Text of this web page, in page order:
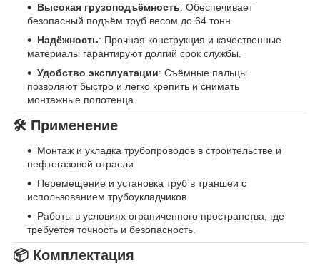
Высокая грузоподъёмность: Обеспечивает
безопасный подъём труб весом до 64 тонн.
Надёжность: Прочная конструкция и качественные
материалы гарантируют долгий срок службы.
Удобство эксплуатации: Съёмные пальцы
позволяют быстро и легко крепить и снимать
монтажные полотенца.
🛠 Применение
Монтаж и укладка трубопроводов в строительстве и
нефтегазовой отрасли.
Перемещение и установка труб в траншеи с
использованием трубоукладчиков.
Работы в условиях ограниченного пространства, где
требуется точность и безопасность.​
📦 Комплектация